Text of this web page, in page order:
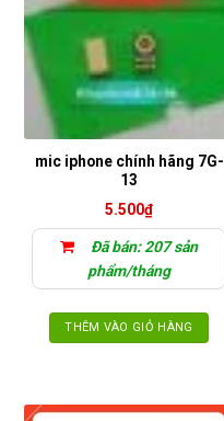
mic iphone chính hãng 7G-
13
5.500₫
Đã bán: 207 sản
phẩm/tháng
THÊM VÀO GIỎ HÀNG